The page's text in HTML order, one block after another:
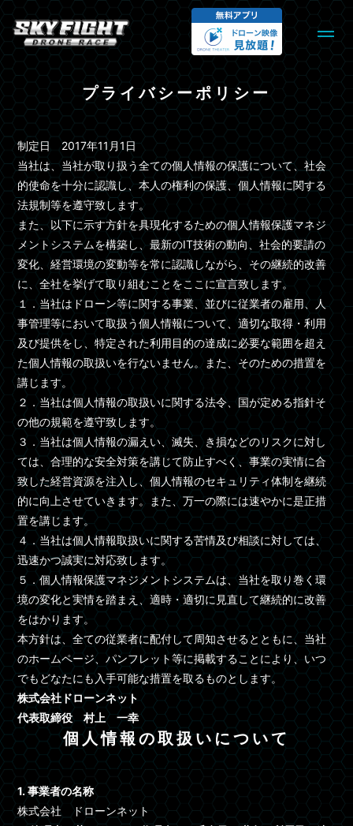
プライバシーポリシー
制定日 2017年11月1日
当社は、当社が取り扱う全ての個人情報の保護について、社会
的使命を十分に認識し、本人の権利の保護、個人情報に関する
法規制等を遵守致します。
また、以下に示す方針を具現化するための個人情報保護マネジ
メントシステムを構築し、最新のIT技術の動向、社会的要請の
変化、経営環境の変動等を常に認識しながら、その継続的改善
に、全社を挙げて取り組むことをここに宣言致します。
１．当社はドローン等に関する事業、並びに従業者の雇用、人
事管理等において取扱う個人情報について、適切な取得・利用
及び提供をし、特定された利用目的の達成に必要な範囲を超え
た個人情報の取扱いを行ないません。また、そのための措置を
講じます。
２．当社は個人情報の取扱いに関する法令、国が定める指針そ
の他の規範を遵守致します。
３．当社は個人情報の漏えい、滅失、き損などのリスクに対し
ては、合理的な安全対策を講じて防止すべく、事業の実情に合
致した経営資源を注入し、個人情報のセキュリティ体制を継続
的に向上させていきます。また、万一の際には速やかに是正措
置を講じます。
４．当社は個人情報取扱いに関する苦情及び相談に対しては、
迅速かつ誠実に対応致します。
５．個人情報保護マネジメントシステムは、当社を取り巻く環
境の変化と実情を踏まえ、適時・適切に見直して継続的に改善
をはかります。
本方針は、全ての従業者に配付して周知させるとともに、当社
のホームページ、パンフレット等に掲載することにより、いつ
でもどなたにも入手可能な措置を取るものとします。
株式会社ドローンネット
代表取締役 村上 一幸
個人情報の取扱いについて
1. 事業者の名称
株式会社 ドローンネット